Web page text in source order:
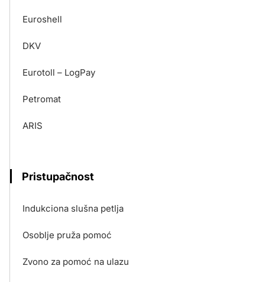
Euroshell
DKV
Eurotoll – LogPay
Petromat
ARIS
Pristupačnost
Indukciona slušna petlja
Osoblje pruža pomoć
Zvono za pomoć na ulazu